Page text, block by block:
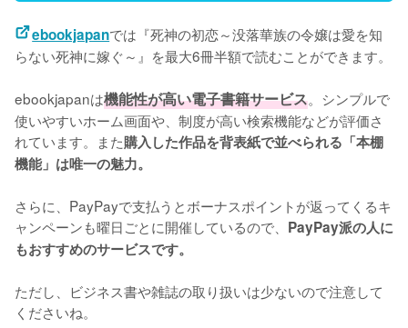
ebookjapanでは『死神の初恋～没落華族の令嬢は愛を知
らない死神に嫁ぐ～』を最大6冊半額で読むことができます。
ebookjapanは機能性が高い電子書籍サービス。シンプルで
使いやすいホーム画面や、制度が高い検索機能などが評価さ
れています。また購入した作品を背表紙で並べられる「本棚
機能」は唯一の魅力。
さらに、PayPayで支払うとボーナスポイントが返ってくるキ
ャンペーンも曜日ごとに開催しているので、 PayPay派の人に
もおすすめのサービスです。
ただし、ビジネス書や雑誌の取り扱いは少ないので注意して
くださいね。